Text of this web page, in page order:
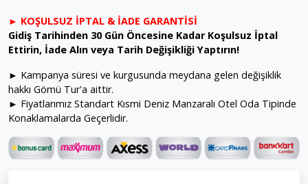
► KOŞULSUZ İPTAL & İADE GARANTİSİ
Gidiş Tarihinden 30 Gün Öncesine Kadar Koşulsuz İptal
Ettirin, İade Alın veya Tarih Değişikliği Yaptırın!
► Kampanya süresi ve kurgusunda meydana gelen değişiklik
hakkı Gömü Tur'a aittir.
► Fiyatlarımız Standart Kısmi Deniz Manzaralı Otel Oda Tipinde
Konaklamalarda Geçerlidir.